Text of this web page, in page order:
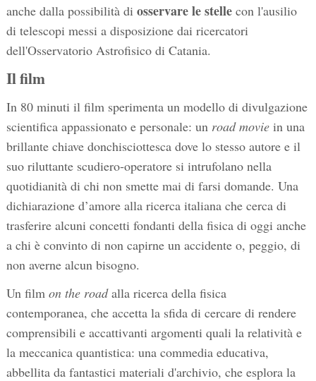
anche dalla possibilità di osservare le stellecon l'ausilio
di telescopi messi a disposizione dai ricercatori
dell'Osservatorio Astrofisico di Catania.
Il film
In 80 minuti il film sperimenta un modello di divulgazione
scientifica appassionato e personale: un road moviein una
brillante chiave donchisciottesca dove lo stesso autore e il
suo riluttante scudiero‐operatore si intrufolano nella
quotidianità di chi non smette mai di farsi domande. Una
dichiarazione d’amore alla ricerca italiana che cerca di
trasferire alcuni concetti fondanti della fisica di oggi anche
a chi è convinto di non capirne un accidente o, peggio, di
non averne alcun bisogno.
Un film on the roadalla ricerca della fisica
contemporanea, che accetta la sfida di cercare di rendere
comprensibili e accattivanti argomenti quali la relatività e
la meccanica quantistica: una commedia educativa,
abbellita da fantastici materiali d'archivio, che esplora la